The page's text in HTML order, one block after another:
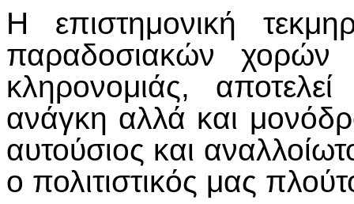
Η επιστημονική
παραδοσιακών χορών
κληρονομιάς,
ανάγκη αλλά και
αυτούσιος και
ο πολιτιστικός μας